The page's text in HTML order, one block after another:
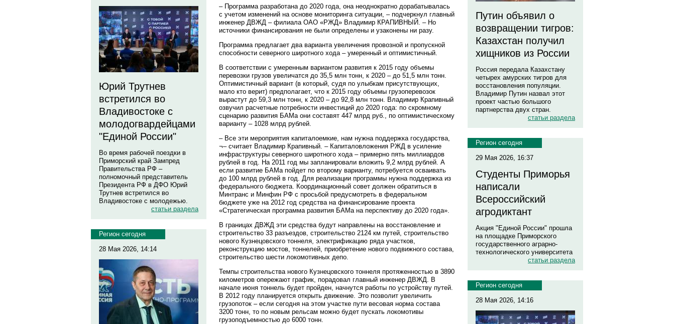
Юрий Трутнев
встретился во
Владивостоке с
молодогвардейцами
"Единой России"
Во время рабочей поездки в
Приморский край Зампред
Правительства РФ –
полномочный представитель
Президента РФ в ДФО Юрий
Трутнев встретился во
Владивостоке с молодежью.
статьи раздела
Регион сегодня
28 Мая 2026, 14:14
– Программа разработана до 2020 года, она неоднократно дорабатывалась
с учетом изменений на основе мониторинга ситуации, – подчеркнул главный
инженер ДВЖД – филиала ОАО «РЖД» Владимир КРАПИВНЫЙ. – Но
источники финансирования не были определены и узаконены ни разу.
Программа предлагает два варианта увеличения провозной и пропускной
способности северного широтного хода – умеренный и оптимистичный.
В соответствии с умеренным вариантом развития к 2015 году объемы
перевозки грузов увеличатся до 35,5 млн тонн, к 2020 – до 51,5 млн тонн.
Оптимистичный вариант (в который, судя по улыбкам присутствующих,
мало кто верит) предполагает, что к 2015 году объемы грузоперевозок
вырастут до 59,3 млн тонн, к 2020 – до 92,8 млн тонн. Владимир Крапивный
озвучил расчетные потребности инвестиций до 2020 года: по скромному
сценарию развития БАМа они составят 447 млрд руб., по оптимистическому
варианту – 1028 млрд рублей.
– Все эти мероприятия капиталоемкие, нам нужна поддержка государства,
¬– считает Владимир Крапивный. – Капиталовложения РЖД в усиление
инфраструктуры северного широтного хода – примерно пять миллиардов
рублей в год. На 2011 год мы запланировали вложить 9,2 млрд рублей. А
если развитие БАМа пойдет по второму варианту, потребуется осваивать
до 100 млрд рублей в год. Для реализации программы нужна поддержка из
федерального бюджета. Координационный совет должен обратиться в
Минтранс и Минфин РФ с просьбой предусмотреть в федеральном
бюджете уже на 2012 год средства на финансирование проекта
«Стратегическая программа развития БАМа на перспективу до 2020 года».
В границах ДВЖД эти средства будут направлены на восстановление и
строительство 33 разъездов, строительство 2124 км путей, строительство
нового Кузнецовского тоннеля, электрификацию ряда участков,
реконструкцию мостов, тоннелей, приобретение нового подвижного состава,
строительство шести локомотивных депо.
Темпы строительства нового Кузнецовского тоннеля протяженностью в 3890
километров опережают график, порадовал главный инженер ДВЖД. В
начале июня тоннель будет пройден, начнутся работы по устройству путей.
В 2012 году планируется открыть движение. Это позволит увеличить
грузопоток – если сегодня на этом участке пути весовая норма состава
3200 тонн, то по новым рельсам можно будет пускать локомотивы
грузоподъемностью до 6000 тонн.
Путин объявил о
возвращении тигров:
Казахстан получил
хищников из России
Россия передала Казахстану
четырех амурских тигров для
восстановления популяции.
Владимир Путин назвал этот
проект частью большого
партнерства двух стран.
статьи раздела
Регион сегодня
29 Мая 2026, 16:37
Студенты Приморья
написали
Всероссийский
агродиктант
Акция "Единой России" прошла
на площадке Приморского
государственного аграрно-
технологического университета
статьи раздела
Регион сегодня
28 Мая 2026, 14:16